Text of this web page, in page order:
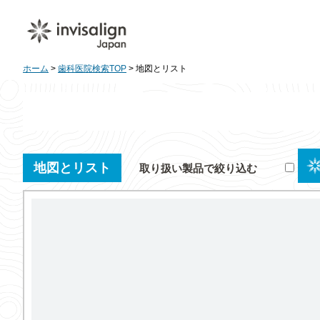
ホーム > 歯科医院検索TOP > 地図とリスト
地図とリスト 取り扱い製品で絞り込む